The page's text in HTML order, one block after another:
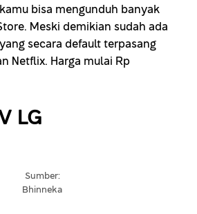
bisa mengunduh banyak
Meski demikian sudah ada
secara default terpasang
Netflix. Harga mulai Rp
LG
Sumber:
Bhinneka